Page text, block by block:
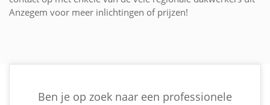
Anzegem voor meer inlichtingen of prijzen!
Ben je op zoek naar een professionele